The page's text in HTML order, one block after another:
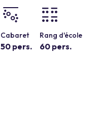
Cabaret
50 pers.
Rang d'école
60 pers.